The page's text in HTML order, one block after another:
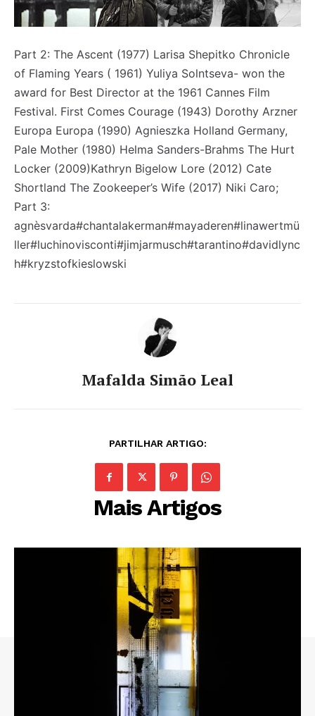
Registe-se na nossa lista de correio e receba mensalmente
novidades.
Insira o seu endereço de email e clique para
Registe-se na nossa lista de correio e receba mensalmente
novidades.
Insira o seu endereço de email e clique para
Part 2: The Ascent (1977) Larisa Shepitko Chronicle
of Flaming Years ( 1961) Yuliya Solntseva- won the
award for Best Director at the 1961 Cannes Film
Festival. First Comes Courage (1943) Dorothy Arzner
Europa Europa (1990) Agnieszka Holland Germany,
Pale Mother (1980) Helma Sanders-Brahms The Hurt
Locker (2009)Kathryn Bigelow Lore (2012) Cate
Shortland The Zookeeper’s Wife (2017) Niki Caro;
Part 3:
agnèsvarda#chantalakerman#mayaderen#linawertmü
ller#luchinovisconti#jimjarmusch#tarantino#davidlync
h#kryzstofkieslowski
Mafalda Simão Leal
PARTILHAR ARTIGO:
Mais Artigos